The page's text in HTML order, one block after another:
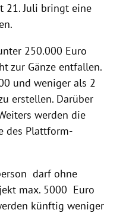
21. Juli bringt eine
250.000 Euro
zur Gänze entfallen.
und weniger als 2
erstellen. Darüber
werden die
des Plattform-
darf ohne
max. 5000 Euro
künftig weniger